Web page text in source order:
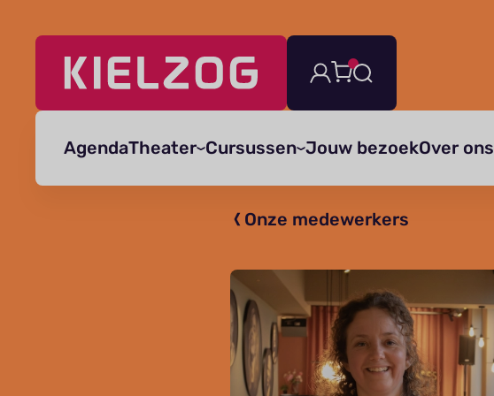
Navigatie
AgendaTheater Cursussen Jouw bezoekOver ons
Onze medewerkers